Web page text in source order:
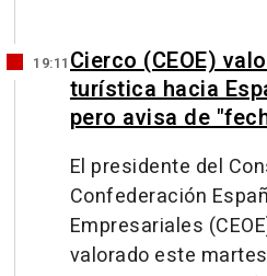
19:11Cierco (CEOE)
turística hacia
pero avisa de
El presidente del
Confederación
Empresariales
valorado este